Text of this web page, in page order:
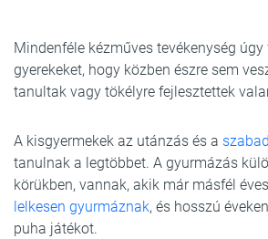
Mindenféle kézműves tevékenység úgy
gyerekeket, hogy közben észre sem
tanultak vagy tökélyre fejlesztettek
A kisgyermekek az utánzás és a
tanulnak a legtöbbet. A gyurmázás
körükben, vannak, akik már másfél
lelkesen gyurmáznak, és hosszú
puha játékot.